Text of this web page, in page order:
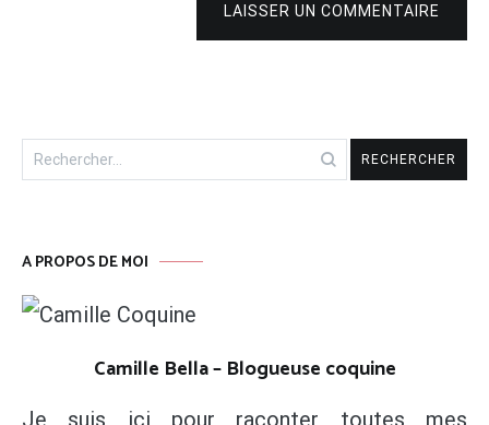
LAISSER UN COMMENTAIRE
Rechercher :
A PROPOS DE MOI
Camille Bella – Blogueuse coquine
Je suis ici pour raconter toutes mes